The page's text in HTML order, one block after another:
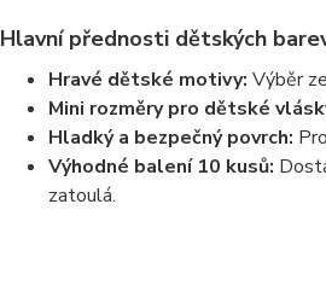
Hlavní přednosti dětských
Hravé dětské motivy: Výběr
Mini rozměry pro dětské
Hladký a bezpečný povrch:
Výhodné balení 10 kusů:
zatoulá.